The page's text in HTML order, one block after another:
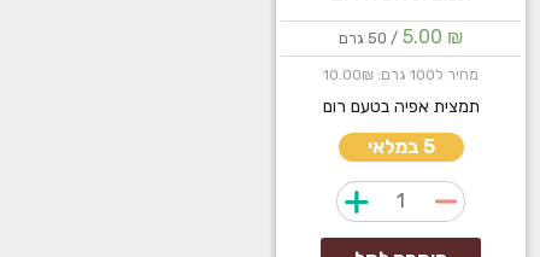
5.00 ₪ / 50 גרם
מחיר ל100 גרם: 10.00₪
תמצית אפיה בטעם רום
5 במלאי
כמות
של